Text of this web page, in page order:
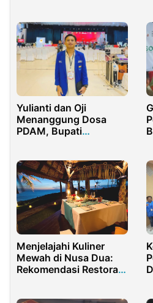
Yulianti dan Oji
Menanggung Dosa
PDAM, Bupati
Bertanggung Jawab
Menjelajahi Kuliner
Mewah di Nusa Dua:
Rekomendasi Restoran